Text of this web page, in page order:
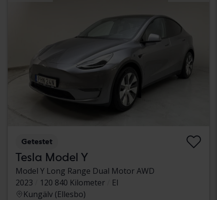
Getestet
Tesla Model Y
Model Y Long Range Dual Motor AWD
2023
120 840 Kilometer
El
Kungälv (Ellesbo)